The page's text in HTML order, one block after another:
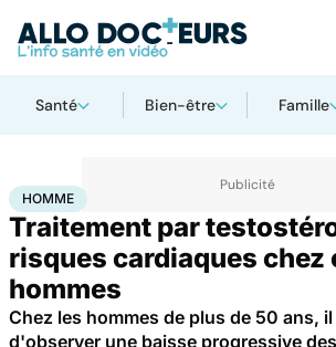
Santé Bien-être Famille
AccueilSanté
HOMME
Traitement par
risques cardiaques chez
hommes
Chez les hommes de plus de 50 ans,
d'observer une baisse progressive